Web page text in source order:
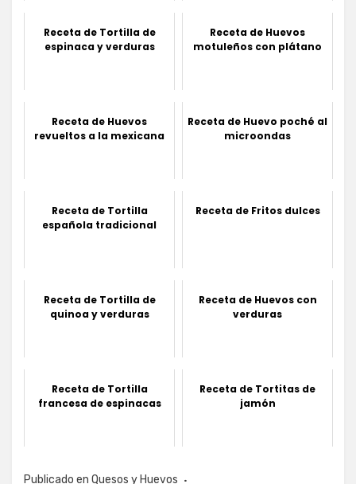
Receta de Tortilla de
espinaca y verduras
Receta de Huevos
motuleños con plátano
Receta de Huevos
revueltos a la mexicana
Receta de Huevo poché al
microondas
Receta de Tortilla
española tradicional
Receta de Fritos dulces
Receta de Tortilla de
quinoa y verduras
Receta de Huevos con
verduras
Receta de Tortilla
francesa de espinacas
Receta de Tortitas de
jamón
Publicado en Quesos y Huevos